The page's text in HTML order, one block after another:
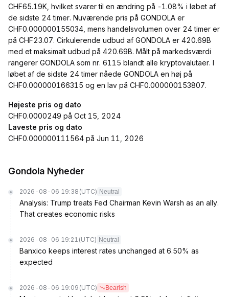
CHF65.19K, hvilket svarer til en ændring på -1.08% i løbet af
de sidste 24 timer. Nuværende pris på GONDOLA er
CHF0.000000155034, mens handelsvolumen over 24 timer er
på CHF23.07. Cirkulerende udbud af GONDOLA er 420.69B
med et maksimalt udbud på 420.69B. Målt på markedsværdi
rangerer GONDOLA som nr. 6115 blandt alle kryptovalutaer. I
løbet af de sidste 24 timer nåede GONDOLA en høj på
CHF0.000000166315 og en lav på CHF0.000000153807.
Højeste pris og dato
CHF0.0000249 på Oct 15, 2024
Laveste pris og dato
CHF0.000000111564 på Jun 11, 2026
Gondola Nyheder
2026-08-06 19:38 (UTC) Neutral
Analysis: Trump treats Fed Chairman Kevin Warsh as an ally.
That creates economic risks
2026-08-06 19:21 (UTC) Neutral
Banxico keeps interest rates unchanged at 6.50% as
expected
2026-08-06 19:09 (UTC) Bearish